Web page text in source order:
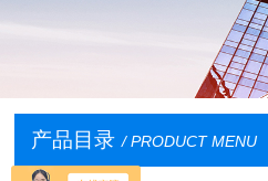
产品目录 / PRODUCT MENU